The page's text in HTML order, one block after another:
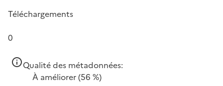
Téléchargements
0
Qualité des métadonnées:
À améliorer(56 %)